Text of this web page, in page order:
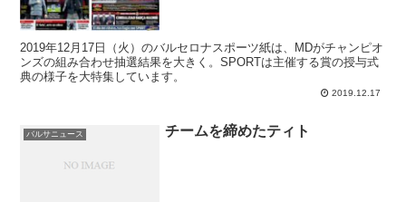
2019年12月17日（火）のバルセロナスポーツ紙は、MDがチャンピオ
ンズの組み合わせ抽選結果を大きく。SPORTは主催する賞の授与式
典の様子を大特集しています。
2019.12.17
バルサニュース チームを締めたティト